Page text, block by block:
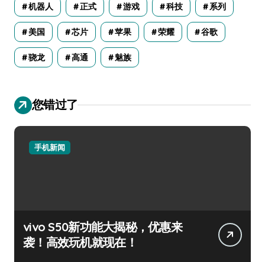
机器人 正式 游戏 科技 系列
美国 芯片 苹果 荣耀 谷歌
骁龙 高通 魅族
您错过了
手机新闻
vivo S50新功能大揭秘，优惠来
袭！高效玩机就现在！